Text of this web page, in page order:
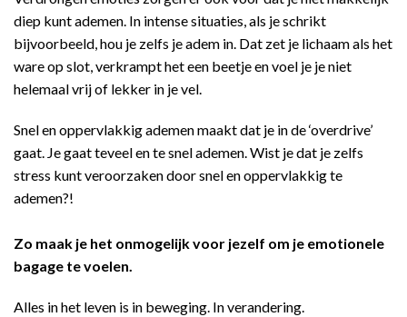
diep kunt ademen. In intense situaties, als je schrikt
bijvoorbeeld, hou je zelfs je adem in. Dat zet je lichaam als het
ware op slot, verkrampt het een beetje en voel je je niet
helemaal vrij of lekker in je vel.
Snel en oppervlakkig ademen maakt dat je in de ‘overdrive’
gaat. Je gaat teveel en te snel ademen. Wist je dat je zelfs
stress kunt veroorzaken door snel en oppervlakkig te
ademen?!
Zo maak je het onmogelijk voor jezelf om je emotionele
bagage te voelen.
Alles in het leven is in beweging. In verandering.